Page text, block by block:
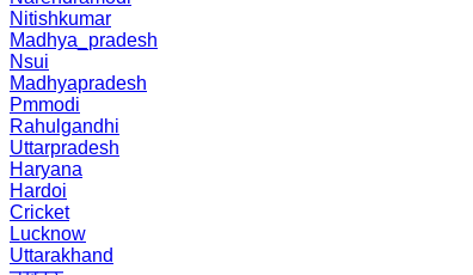
Nitishkumar
Madhya_pradesh
Nsui
Madhyapradesh
Pmmodi
Rahulgandhi
Uttarpradesh
Haryana
Hardoi
Cricket
Lucknow
Uttarakhand